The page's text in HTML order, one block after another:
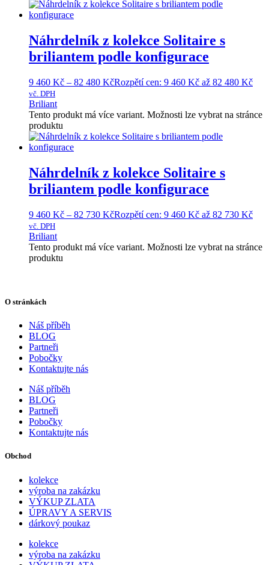
Náhrdelník z kolekce Solitaire s
briliantem podle konfigurace
9 460 Kč – 82 480 KčRozpětí cen: 9 460 Kč až 82 480 Kč
vč. DPH
Briliant
Tento produkt má více variant. Možnosti lze vybrat na stránce
produktu
Náhrdelník z kolekce Solitaire s
briliantem podle konfigurace
9 460 Kč – 82 730 KčRozpětí cen: 9 460 Kč až 82 730 Kč
vč. DPH
Briliant
Tento produkt má více variant. Možnosti lze vybrat na stránce
produktu
O stránkách
Náš příběh
BLOG
Partneři
Pobočky
Kontaktujte nás
Náš příběh
BLOG
Partneři
Pobočky
Kontaktujte nás
Obchod
kolekce
výroba na zakázku
VÝKUP ZLATA
ÚPRAVY A SERVIS
dárkový poukaz
kolekce
výroba na zakázku